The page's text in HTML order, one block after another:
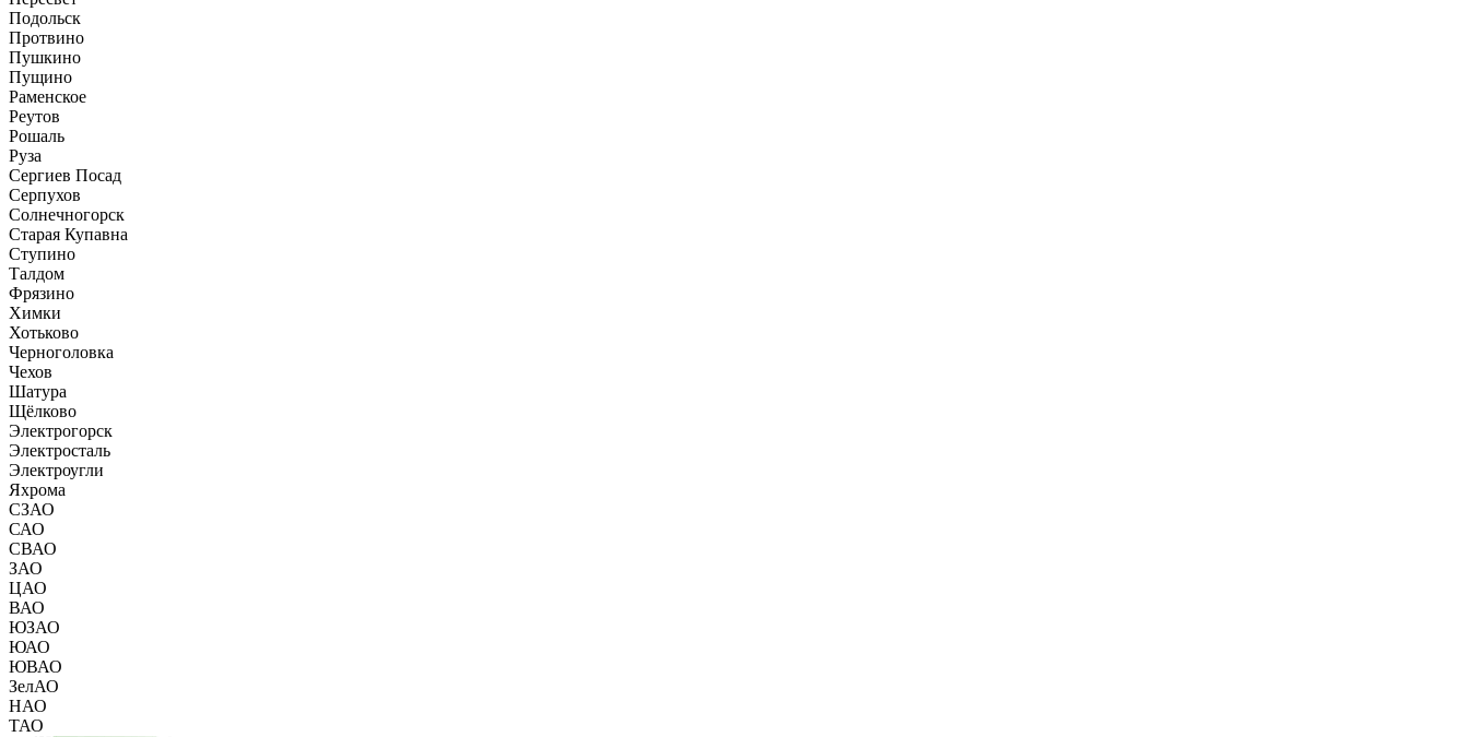
Подольск
Протвино
Пушкино
Пущино
Раменское
Реутов
Рошаль
Руза
Сергиев Посад
Серпухов
Солнечногорск
Старая Купавна
Ступино
Талдом
Фрязино
Химки
Хотьково
Черноголовка
Чехов
Шатура
Щёлково
Электрогорск
Электросталь
Электроугли
Яхрома
СЗАО
САО
СВАО
ЗАО
ЦАО
ВАО
ЮЗАО
ЮАО
ЮВАО
ЗелАО
НАО
ТАО